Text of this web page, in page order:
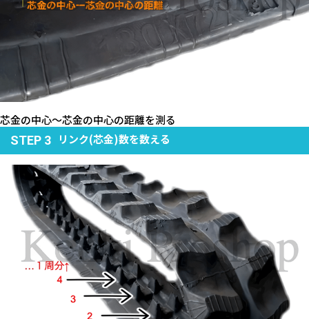
芯金の中心～芯金の中心の距離を測る
STEP 3
リンク(芯金)数を数える